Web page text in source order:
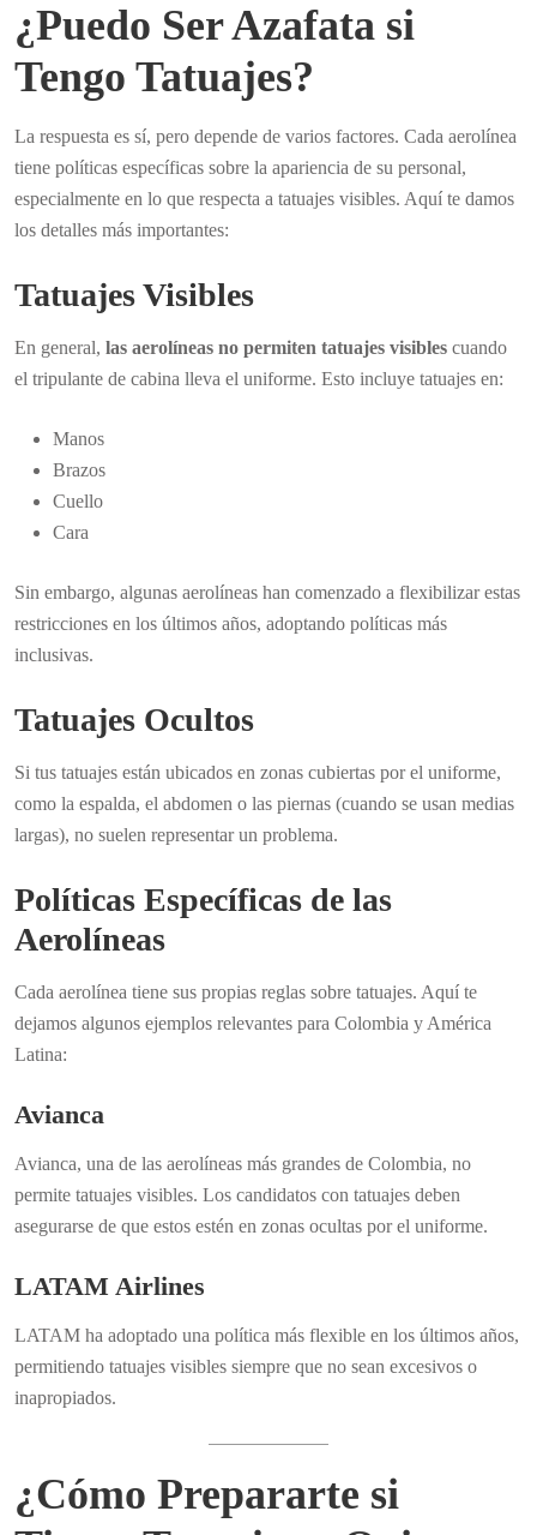
¿Puedo Ser Azafata si
Tengo Tatuajes?
La respuesta es sí, pero depende de varios factores. Cada aerolínea
tiene políticas específicas sobre la apariencia de su personal,
especialmente en lo que respecta a tatuajes visibles. Aquí te damos
los detalles más importantes:
Tatuajes Visibles
En general, las aerolíneas no permiten tatuajes visibles cuando
el tripulante de cabina lleva el uniforme. Esto incluye tatuajes en:
Manos
Brazos
Cuello
Cara
Sin embargo, algunas aerolíneas han comenzado a flexibilizar estas
restricciones en los últimos años, adoptando políticas más
inclusivas.
Tatuajes Ocultos
Si tus tatuajes están ubicados en zonas cubiertas por el uniforme,
como la espalda, el abdomen o las piernas (cuando se usan medias
largas), no suelen representar un problema.
Políticas Específicas de las
Aerolíneas
Cada aerolínea tiene sus propias reglas sobre tatuajes. Aquí te
dejamos algunos ejemplos relevantes para Colombia y América
Latina:
Avianca
Avianca, una de las aerolíneas más grandes de Colombia, no
permite tatuajes visibles. Los candidatos con tatuajes deben
asegurarse de que estos estén en zonas ocultas por el uniforme.
LATAM Airlines
LATAM ha adoptado una política más flexible en los últimos años,
permitiendo tatuajes visibles siempre que no sean excesivos o
inapropiados.
¿Cómo Prepararte si